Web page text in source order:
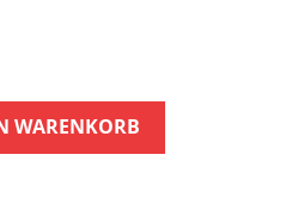
WARENKORB